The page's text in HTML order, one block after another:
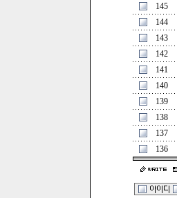
145
144
143
142
141
140
139
138
137
136